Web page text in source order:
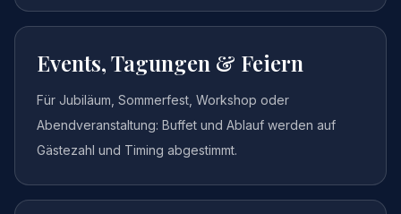
Events, Tagungen & Feiern
Für Jubiläum, Sommerfest, Workshop oder
Abendveranstaltung: Buffet und Ablauf werden auf
Gästezahl und Timing abgestimmt.